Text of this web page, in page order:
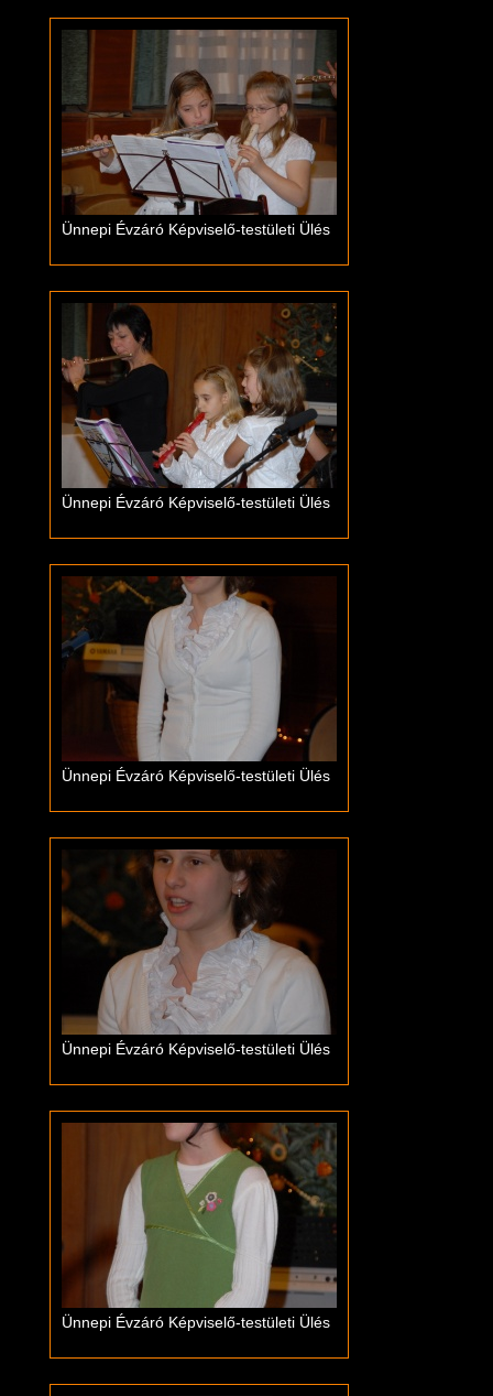
Ünnepi Évzáró Képviselő-testületi Ülés
Ünnepi Évzáró Képviselő-testületi Ülés
Ünnepi Évzáró Képviselő-testületi Ülés
Ünnepi Évzáró Képviselő-testületi Ülés
Ünnepi Évzáró Képviselő-testületi Ülés